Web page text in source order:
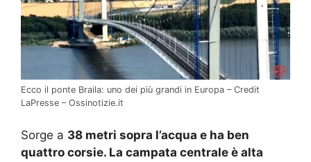
Ecco il ponte Braila: uno dei più grandi in Europa – Credit
LaPresse – Ossinotizie.it
Sorge a 38 metri sopra l’acqua e ha ben
quattro corsie. La campata centrale è alta